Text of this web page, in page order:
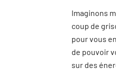
Imaginons
coup de
pour vous
de pouvoir
sur des